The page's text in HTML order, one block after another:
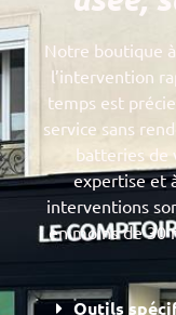
Notre boutique
l’intervention
temps est
service sans
batteries de
expertise et
interventions
en moins de 30
Outils